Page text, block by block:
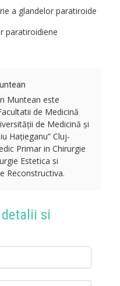
a glandelor paratiroide
paratiroidiene
Muntean este
de Medicină
de Medicină și
Hațieganu” Cluj-
Primar in Chirurgie
Estetica si
Reconstructiva.
si